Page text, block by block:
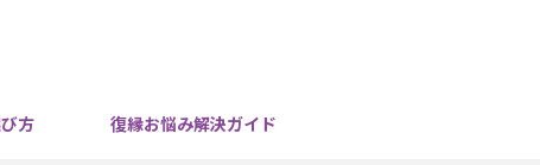
方 復縁お悩み解決ガイド